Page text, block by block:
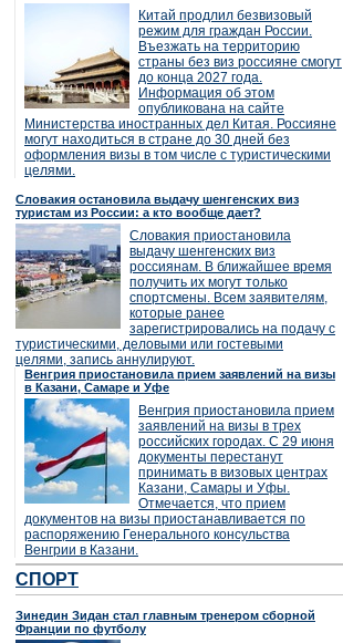
Китай продлил безвизовый
режим для граждан России.
Въезжать на территорию
страны без виз россияне смогут
до конца 2027 года.
Информация об этом
опубликована на сайте
Министерства иностранных дел Китая. Россияне
могут находиться в стране до 30 дней без
оформления визы в том числе с туристическими
целями.
Словакия остановила выдачу шенгенских виз
туристам из России: а кто вообще дает?
Словакия приостановила
выдачу шенгенских виз
россиянам. В ближайшее время
получить их могут только
спортсмены. Всем заявителям,
которые ранее
зарегистрировались на подачу с
туристическими, деловыми или гостевыми
целями, запись аннулируют.
Венгрия приостановила прием заявлений на визы
в Казани, Самаре и Уфе
Венгрия приостановила прием
заявлений на визы в трех
российских городах. С 29 июня
документы перестанут
принимать в визовых центрах
Казани, Самары и Уфы.
Отмечается, что прием
документов на визы приостанавливается по
распоряжению Генерального консульства
Венгрии в Казани.
СПОРТ
Зинедин Зидан стал главным тренером сборной
Франции по футболу